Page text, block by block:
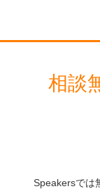
相談
Speakersでは